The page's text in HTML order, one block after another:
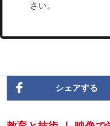
さい。
シェアする